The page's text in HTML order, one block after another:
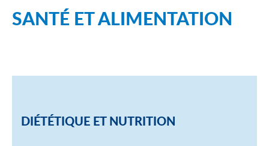
SANTÉ ET ALIMENTATION
DIÉTÉTIQUE ET NUTRITION